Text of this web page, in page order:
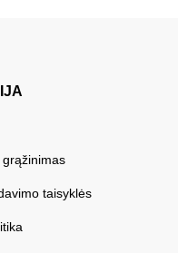
taisyklės